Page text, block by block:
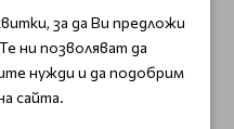
коса / Честа употреба
За мазна коса
за да Ви предложи
ни позволяват да
нужди и да подобрим
сайта.